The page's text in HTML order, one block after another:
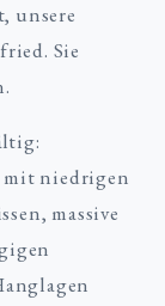
unsere
Sie
niedrigen
massive